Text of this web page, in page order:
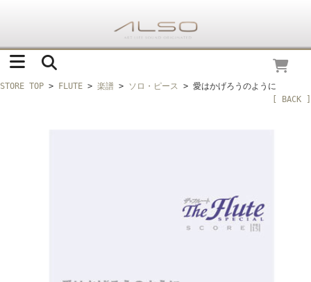
STORE TOP > FLUTE > 楽譜 > ソロ・ピース > 愛はかげろうのように
[ BACK ]